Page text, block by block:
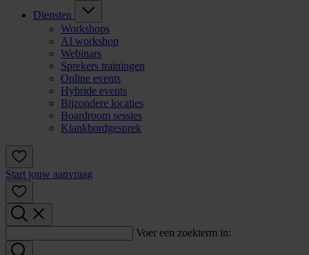
Diensten
Workshops
AI workshop
Webinars
Sprekers trainingen
Online events
Hybride events
Bijzondere locaties
Boardroom sessies
Klankbordgesprek
Start jouw aanvraag
Voer een zoekterm in: